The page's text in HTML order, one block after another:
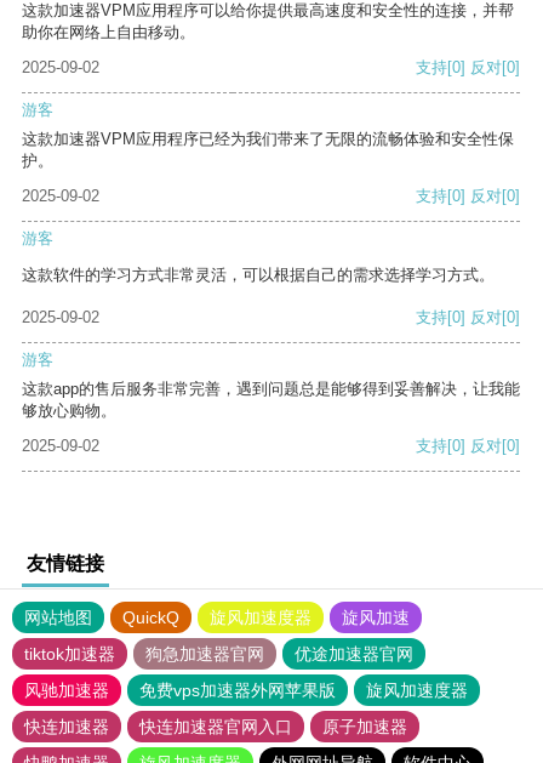
这款加速器VPM应用程序可以给你提供最高速度和安全性的连接，并帮
助你在网络上自由移动。
2025-09-02
支持[0] 反对[0]
游客
这款加速器VPM应用程序已经为我们带来了无限的流畅体验和安全性保
护。
2025-09-02
支持[0] 反对[0]
游客
这款软件的学习方式非常灵活，可以根据自己的需求选择学习方式。
2025-09-02 支持[0] 反对[0]
游客
这款app的售后服务非常完善，遇到问题总是能够得到妥善解决，让我能
够放心购物。
2025-09-02
支持[0] 反对[0]
友情链接
网站地图 QuickQ 旋风加速度器
旋风加速
tiktok加速器
狗急加速器官网
优途加速器官网
风驰加速器
免费vps加速器外网苹果版
旋风加速度器
快连加速器
快连加速器官网入口
原子加速器